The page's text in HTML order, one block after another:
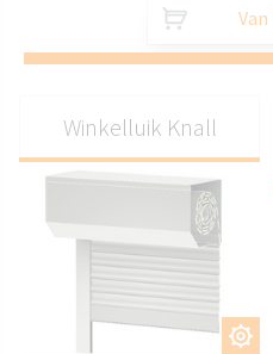
Van
AANPASSEN
Winkelluik Knall